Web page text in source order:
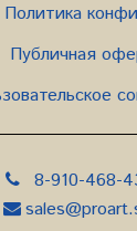
Политика
Публичная
8-910-468-